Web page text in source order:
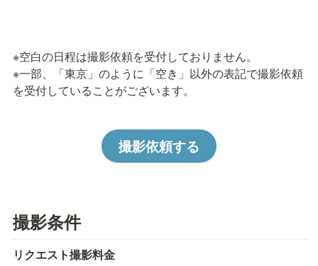
※空白の日程は撮影依頼を受付しておりません。
※一部、「東京」のように「空き」以外の表記で撮影依頼
を受付していることがございます。
撮影依頼する
撮影条件
リクエスト撮影料金